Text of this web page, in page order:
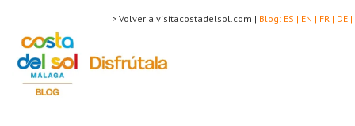
DE |
FR |
EN |
ES |
Blog:
> Volver a visitacostadelsol.com |